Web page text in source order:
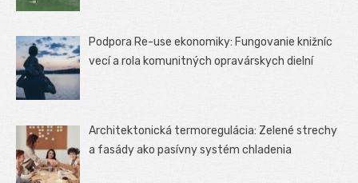
Podpora Re-use ekonomiky: Fungovanie knižníc
vecí a rola komunitných opravárskych dielní
Architektonická termoregulácia: Zelené strechy
a fasády ako pasívny systém chladenia